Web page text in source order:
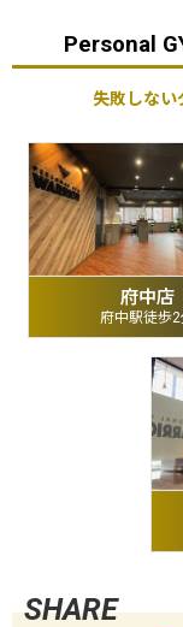
Personal
失敗しない
府中店
府中駅徒歩2